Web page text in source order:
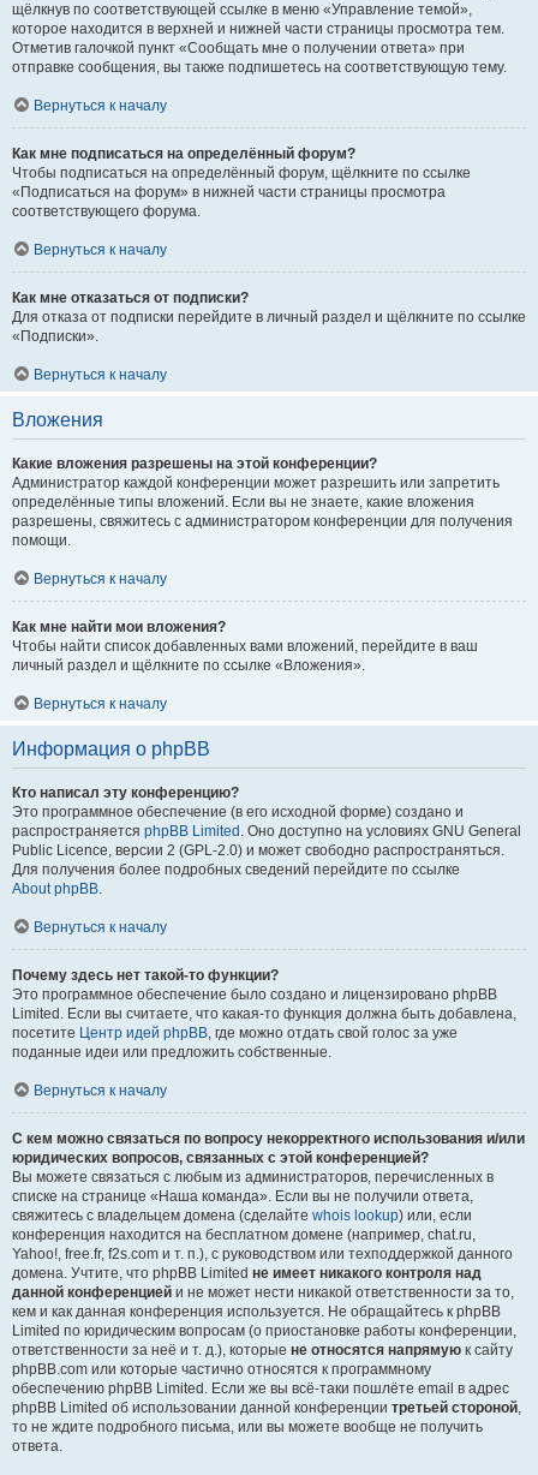
щёлкнув по соответствующей ссылке в меню «Управление темой»,
которое находится в верхней и нижней части страницы просмотра тем.
Отметив галочкой пункт «Сообщать мне о получении ответа» при
отправке сообщения, вы также подпишетесь на соответствующую тему.
Вернуться к началу
Как мне подписаться на определённый форум?
Чтобы подписаться на определённый форум, щёлкните по ссылке
«Подписаться на форум» в нижней части страницы просмотра
соответствующего форума.
Вернуться к началу
Как мне отказаться от подписки?
Для отказа от подписки перейдите в личный раздел и щёлкните по ссылке
«Подписки».
Вернуться к началу
Вложения
Какие вложения разрешены на этой конференции?
Администратор каждой конференции может разрешить или запретить
определённые типы вложений. Если вы не знаете, какие вложения
разрешены, свяжитесь с администратором конференции для получения
помощи.
Вернуться к началу
Как мне найти мои вложения?
Чтобы найти список добавленных вами вложений, перейдите в ваш
личный раздел и щёлкните по ссылке «Вложения».
Вернуться к началу
Информация о phpBB
Кто написал эту конференцию?
Это программное обеспечение (в его исходной форме) создано и
распространяется phpBB Limited . Оно доступно на условиях GNU General
Public Licence, версии 2 (GPL-2.0) и может свободно распространяться.
Для получения более подробных сведений перейдите по ссылке
About phpBB.
Вернуться к началу
Почему здесь нет такой-то функции?
Это программное обеспечение было создано и лицензировано phpBB
Limited. Если вы считаете, что какая-то функция должна быть добавлена,
посетите Центр идей phpBB, где можно отдать свой голос за уже
поданные идеи или предложить собственные.
Вернуться к началу
С кем можно связаться по вопросу некорректного использования и/или
юридических вопросов, связанных с этой конференцией?
Вы можете связаться с любым из администраторов, перечисленных в
списке на странице «Наша команда». Если вы не получили ответа,
свяжитесь с владельцем домена (сделайте whois lookup) или, если
конференция находится на бесплатном домене (например, chat.ru,
Yahoo!, free.fr, f2s.com и т. п.), с руководством или техподдержкой данного
домена. Учтите, что phpBB Limited не имеет никакого контроля над
данной конференцией и не может нести никакой ответственности за то,
кем и как данная конференция используется. Не обращайтесь к phpBB
Limited по юридическим вопросам (о приостановке работы конференции,
ответственности за неё и т. д.), которые не относятся напрямую к сайту
phpBB.com или которые частично относятся к программному
обеспечению phpBB Limited. Если же вы всё-таки пошлёте email в адрес
phpBB Limited об использовании данной конференции третьей стороной,
то не ждите подробного письма, или вы можете вообще не получить
ответа.